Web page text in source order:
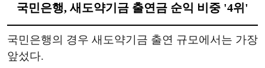
국민은행, 새도약기금 출연금 순익 비중 '4위'
국민은행의 경우 새도약기금 출연 규모에서는 가장
앞섰다.